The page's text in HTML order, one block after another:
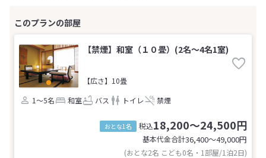
【禁煙】和室（１０畳）(2名～4名1室)
【広さ】10畳
1～5名
和室 バス トイレ 禁煙
おとな1名 税込18,200～24,500円
基本代金合計36,400〜49,000円
(おとな2名 こども0名・1部屋/1泊2日)